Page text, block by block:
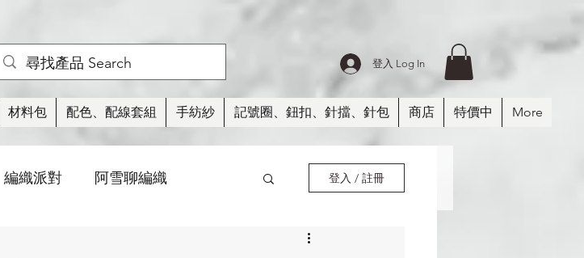
登入 Log In
材料包 配色、配線套組 手紡紗 記號圈、鈕扣、針擋、針包 商店 特價中 More
編織派對 阿雪聊編織 登入 / 註冊